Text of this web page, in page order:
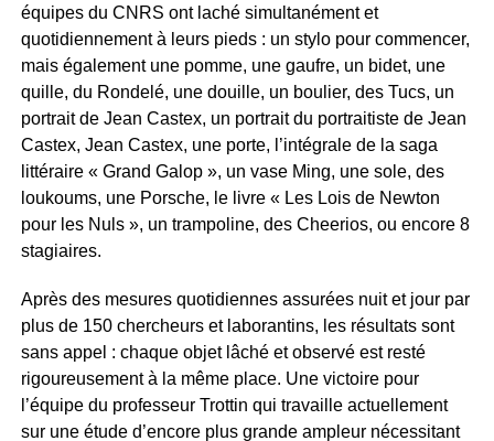
équipes du CNRS ont laché simultanément et
quotidiennement à leurs pieds : un stylo pour commencer,
mais également une pomme, une gaufre, un bidet, une
quille, du Rondelé, une douille, un boulier, des Tucs, un
portrait de Jean Castex, un portrait du portraitiste de Jean
Castex, Jean Castex, une porte, l’intégrale de la saga
littéraire « Grand Galop », un vase Ming, une sole, des
loukoums, une Porsche, le livre « Les Lois de Newton
pour les Nuls », un trampoline, des Cheerios, ou encore 8
stagiaires.
Après des mesures quotidiennes assurées nuit et jour par
plus de 150 chercheurs et laborantins, les résultats sont
sans appel : chaque objet lâché et observé est resté
rigoureusement à la même place. Une victoire pour
l’équipe du professeur Trottin qui travaille actuellement
sur une étude d’encore plus grande ampleur nécessitant